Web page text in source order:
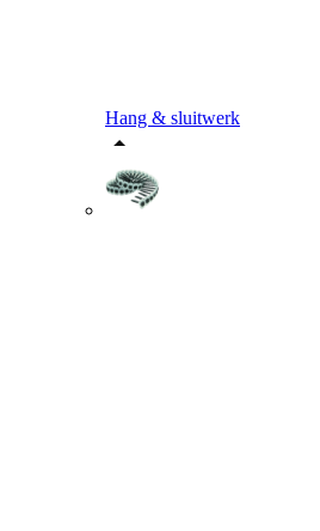
Hang & sluitwerk